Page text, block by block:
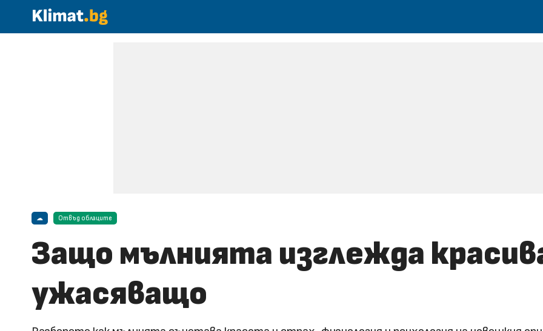
☁ Отвъд облаците
Защо мълнията изглежда
ужасяващо